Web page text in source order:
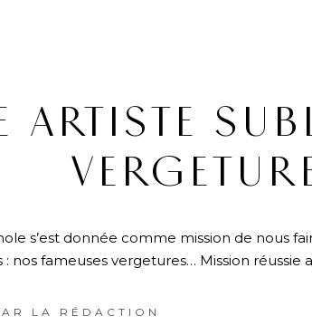
ARTISTE
s’est donnée comme mission de nous
nos fameuses vergetures… Mission réussie
LA RÉDACTION